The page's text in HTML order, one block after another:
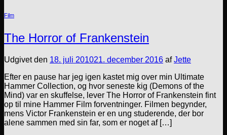
Film
The Horror of Frankenstein
Udgivet den 18. juli 201021. december 2016 afJette
Efter en pause har jeg igen kastet mig over min Ultimate
Hammer Collection, og hvor seneste kig (Demons of the
Mind) var en skuffelse, lever The Horror of Frankenstein fint
op til mine Hammer Film forventninger. Filmen begynder,
mens Victor Frankenstein er en ung studerende, der bor
alene sammen med sin far, som er noget af […]